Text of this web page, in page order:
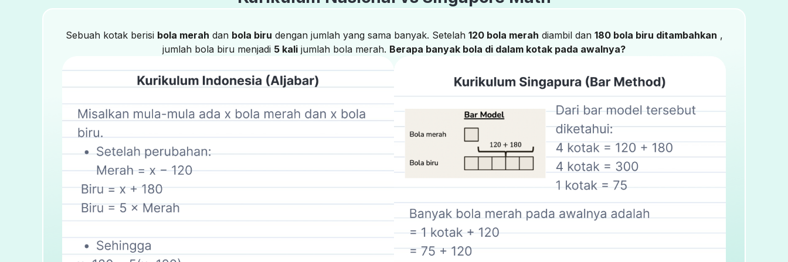
Sebuah kotak berisi bola merah dan bola biru dengan jumlah yang sama banyak. Setelah 120 bola merah diambil dan 180 bola biru ditambahkan ,
jumlah bola biru menjadi 5 kali jumlah bola merah. Berapa banyak bola di dalam kotak pada awalnya?